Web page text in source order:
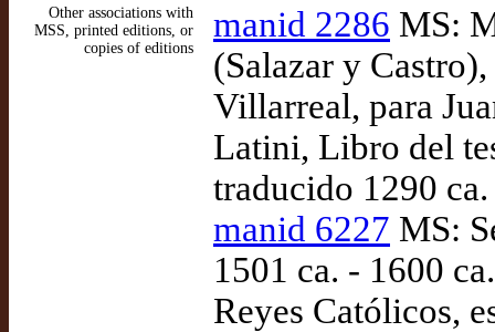
Other associations with
MSS, printed editions, or
copies of editions
manid 2286 MS:
(Salazar y
Villarreal, para
Latini, Libro del
traducido 1290
manid 6227 MS:
1501 ca. - 1600
Reyes Católicos,